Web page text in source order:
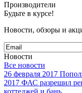
Производители
Будьте в курсе!
Новости, обзоры и
Новости
Все новости
26 февраля 2017
2017 ФАС разрешил
коттеджей и бань